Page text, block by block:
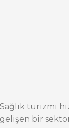
Sağlık turizmi
gelişen bir sektör